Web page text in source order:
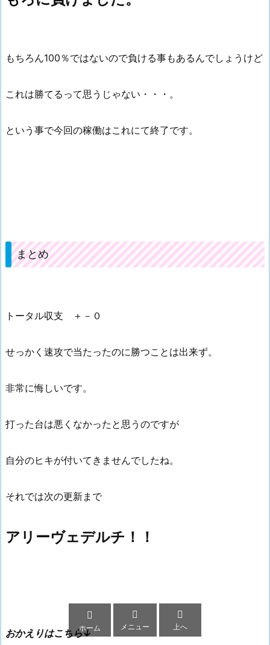
もちろん100％ではないので負ける事もあるんでしょうけど
これは勝てるって思うじゃない・・・。
という事で今回の稼働はこれにて終了です。
まとめ
トータル収支 ＋－０
せっかく速攻で当たったのに勝つことは出来ず。
非常に悔しいです。
打った台は悪くなかったと思うのですが
自分のヒキが付いてきませんでしたね。
それでは次の更新まで
アリーヴェデルチ！！
おかえりはこちら↓

ホーム

メニュー

上へ